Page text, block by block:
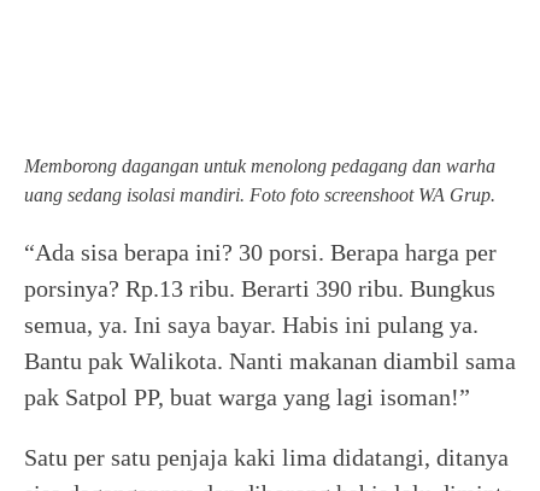
Memborong dagangan untuk menolong pedagang dan warha
uang sedang isolasi mandiri. Foto foto screenshoot WA Grup.
“Ada sisa berapa ini? 30 porsi. Berapa harga per
porsinya? Rp.13 ribu. Berarti 390 ribu. Bungkus
semua, ya. Ini saya bayar. Habis ini pulang ya.
Bantu pak Walikota. Nanti makanan diambil sama
pak Satpol PP, buat warga yang lagi isoman!”
Satu per satu penjaja kaki lima didatangi, ditanya